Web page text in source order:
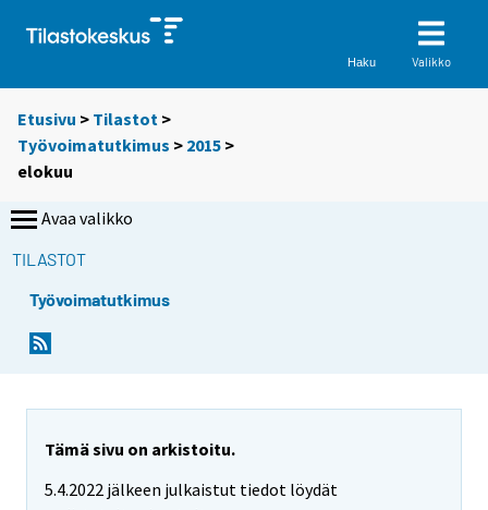
Haku Valikko
Etusivu > Tilastot >
Työvoimatutkimus > 2015 >
elokuu
Avaa valikko
TILASTOT
Työvoimatutkimus
Tämä sivu on arkistoitu.
5.4.2022 jälkeen julkaistut tiedot löydät